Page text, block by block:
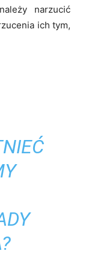
narzucić
ich tym,